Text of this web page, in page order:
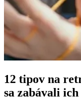
12 tipov na
sa zabávali